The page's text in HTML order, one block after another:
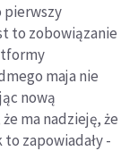
pierwszy
to zobowiązanie
maja nie
nową
ma nadzieję, że
zapowiadały -